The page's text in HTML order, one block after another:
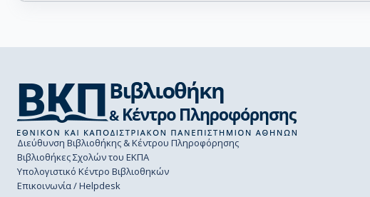
Διεύθυνση Βιβλιοθήκης & Κέντρου Πληροφόρησης
Βιβλιοθήκες Σχολών του ΕΚΠΑ
Υπολογιστικό Κέντρο Βιβλιοθηκών
Επικοινωνία / Helpdesk